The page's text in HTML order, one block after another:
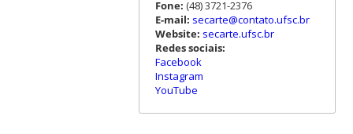
Fone: (48) 3721-2376
E-mail: secarte@contato.ufsc.br
Website: secarte.ufsc.br
Redes sociais:
Facebook
Instagram
YouTube